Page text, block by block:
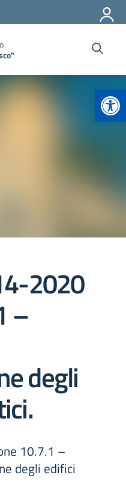
2020
–
degli
10.7.1 –
degli edifici